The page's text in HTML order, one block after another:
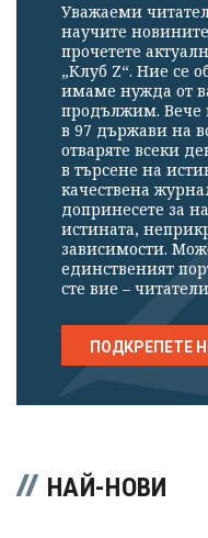
Уважаеми
научите
прочетете
„Клуб Z“. Ние се
имаме нужда от
продължим. Вече
в 97 държави на
отваряте всеки
в търсене на
качествена
допринесете за
истината,
зависимости.
единственият
сте вие –
ПОДКРЕПЕТЕ
НАЙ-НОВИ